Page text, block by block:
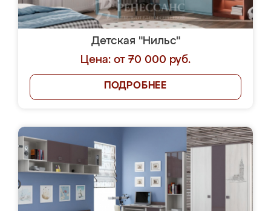
Детская "Нильс"
Цена: от 70 000 руб.
ПОДРОБНЕЕ